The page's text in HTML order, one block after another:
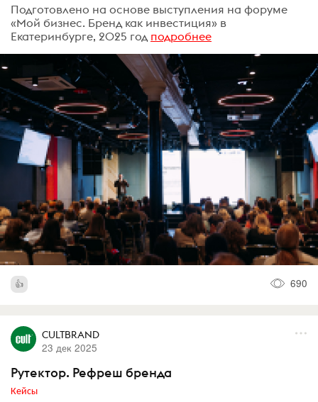
Подготовлено на основе выступления на форуме
«Мой бизнес. Бренд как инвестиция» в
Екатеринбурге, 2025 год подробнее
690
CULTBRAND
23 дек 2025
Рутектор. Рефреш бренда
Кейсы